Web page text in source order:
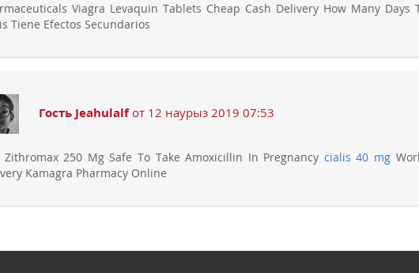
Viagra Levaquin Tablets Cheap Cash Delivery How Many Days
Tiene Efectos Secundarios
Гость Jeahulalfот 12 наурыз 2019 07:53
Zithromax 250 Mg Safe To Take Amoxicillin In Pregnancy cialis 40 mg
Kamagra Pharmacy Online